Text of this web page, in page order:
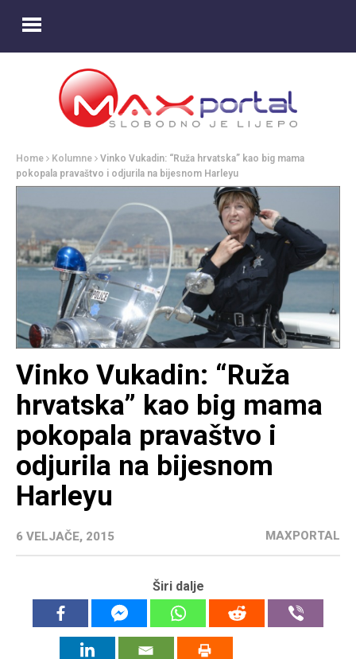
Home Kolumne
Vinko Vukadin: “Ruža hrvatska” kao big mama
pokopala pravaštvo i odjurila na bijesnom Harleyu
Vinko Vukadin: “Ruža
hrvatska” kao big mama
pokopala pravaštvo i
odjurila na bijesnom
Harleyu
6 VELJAČE, 2015 MAXPORTAL
Širi dalje